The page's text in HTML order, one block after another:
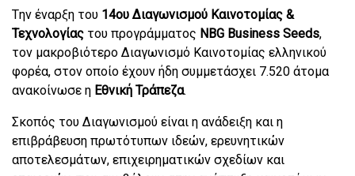
Tην έναρξη του 14ου Διαγωνισμού Καινοτομίας &
Τεχνολογίας του προγράμματος NBG Business Seeds,
τον μακροβιότερο Διαγωνισμό Καινοτομίας ελληνικού
φορέα, στον οποίο έχουν ήδη συμμετάσχει 7.520 άτομα
ανακοίνωσε η Εθνική Τράπεζα.
Σκοπός του Διαγωνισμού είναι η ανάδειξη και η
επιβράβευση πρωτότυπων ιδεών, ερευνητικών
αποτελεσμάτων, επιχειρηματικών σχεδίων και